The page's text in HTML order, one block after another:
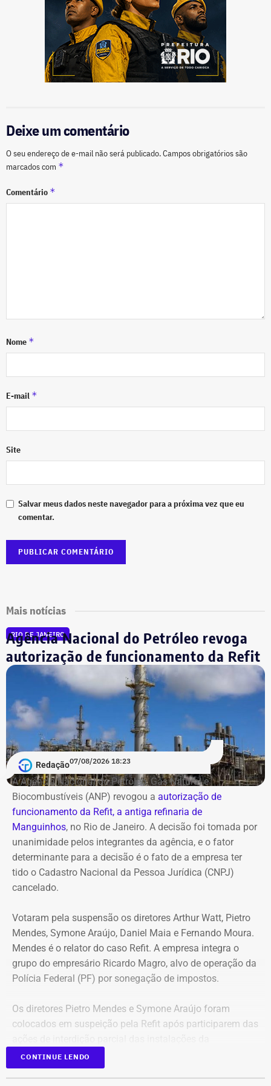
Deixe um comentário
O seu endereço de e-mail não será publicado.Campos obrigatórios são
marcados com *
Comentário *
Nome *
E-mail *
Site
Salvar meus dados neste navegador para a próxima vez que eu
comentar.
Mais notícias
RIO DE JANEIRO
Agência Nacional do Petróleo revoga
autorização de funcionamento da Refit
Redação07/08/2026 18:23
A Agência Nacional do Petróleo, Gás Natural e
Biocombustíveis (ANP) revogou a autorização de
funcionamento da Refit, a antiga refinaria de
Manguinhos, no Rio de Janeiro. A decisão foi tomada por
unanimidade pelos integrantes da agência, e o fator
determinante para a decisão é o fato de a empresa ter
tido o Cadastro Nacional da Pessoa Jurídica (CNPJ)
cancelado.
Votaram pela suspensão os diretores Arthur Watt, Pietro
Mendes, Symone Araújo, Daniel Maia e Fernando Moura.
Mendes é o relator do caso Refit. A empresa integra o
grupo do empresário Ricardo Magro, alvo de operação da
Polícia Federal (PF) por sonegação de impostos.
Os diretores Pietro Mendes e Symone Araújo foram
colocados em suspeição pela Refit após participarem das
companhia em setembro de 2025.
CONTINUE LENDO